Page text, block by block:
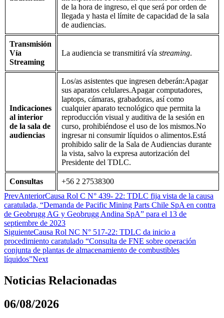
de la hora de ingreso, el que será por orden de
llegada y hasta el límite de capacidad de la sala
de audiencias.
Transmisión
Vía
Streaming
La audiencia se transmitirá vía streaming.
Indicaciones
al interior
de la sala de
audiencias
Los/as asistentes que ingresen deberán:Apagar
sus aparatos celulares.Apagar computadores,
laptops, cámaras, grabadoras, así como
cualquier aparato tecnológico que permita la
reproducción visual y auditiva de la sesión en
curso, prohibiéndose el uso de los mismos.No
ingresar ni consumir líquidos o alimentos.Está
prohibido salir de la Sala de Audiencias durante
la vista, salvo la expresa autorización del
Presidente del TDLC.
Consultas
+56 2 27538300
PrevAnteriorCausa Rol C N° 439- 22: TDLC fija vista de la causa
caratulada, “Demanda de Pacific Mining Parts Chile SpA en contra
de Geobrugg AG y Geobrugg Andina SpA” para el 13 de
septiembre de 2023
SiguienteCausa Rol NC N° 517-22: TDLC da inicio a
procedimiento caratulado “Consulta de FNE sobre operación
conjunta de plantas de almacenamiento de combustibles
líquidos”Next
Noticias Relacionadas
06/08/2026